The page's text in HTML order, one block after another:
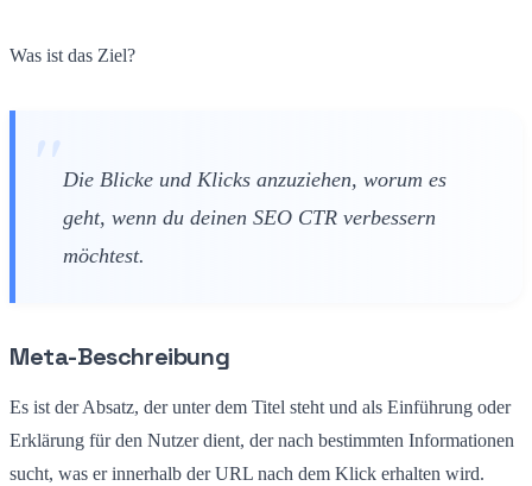
Was ist das Ziel?
Die Blicke und Klicks anzuziehen, worum es
geht, wenn du deinen SEO CTR verbessern
möchtest.
Meta-Beschreibung
Es ist der Absatz, der unter dem Titel steht und als Einführung oder
Erklärung für den Nutzer dient, der nach bestimmten Informationen
sucht, was er innerhalb der URL nach dem Klick erhalten wird.